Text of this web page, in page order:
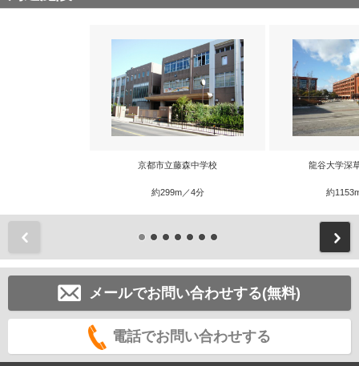
京都市立藤森中学校
約299m／4分
龍谷大学深
約
メールでお問い合わせする(無料)
電話でお問い合わせする